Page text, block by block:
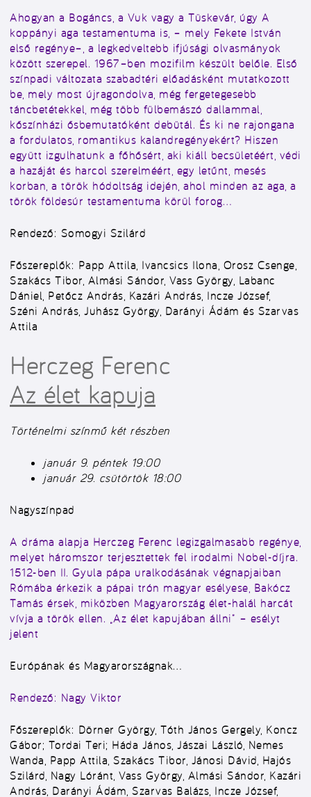
Ahogyan a Bogáncs, a Vuk vagy a Tüskevár, úgy A
koppányi aga testamentuma is, – mely Fekete István
első regénye–, a legkedveltebb ifjúsági olvasmányok
között szerepel. 1967–ben mozifilm készült belőle. Első
színpadi változata szabadtéri előadásként mutatkozott
be, mely most újragondolva, még fergetegesebb
táncbetétekkel, még több fülbemászó dallammal,
kőszínházi ősbemutatóként debütál. És ki ne rajongana
a fordulatos, romantikus kalandregényekért? Hiszen
együtt izgulhatunk a főhősért, aki kiáll becsületéért, védi
a hazáját és harcol szerelméért, egy letűnt, mesés
korban, a török hódoltság idején, ahol minden az aga, a
török földesúr testamentuma körül forog…
Rendező: Somogyi Szilárd
Főszereplők: Papp Attila, Ivancsics Ilona, Orosz Csenge,
Szakács Tibor, Almási Sándor, Vass György, Labanc
Dániel, Petőcz András, Kazári András, Incze József,
Széni András, Juhász György, Darányi Ádám és Szarvas
Attila
Herczeg Ferenc
Az élet kapuja
Történelmi színmű két részben
január 9. péntek 19:00
január 29. csütörtök 18:00
Nagyszínpad
A dráma alapja Herczeg Ferenc legizgalmasabb regénye,
melyet háromszor terjesztettek fel irodalmi Nobel-díjra.
1512-ben II. Gyula pápa uralkodásának végnapjaiban
Rómába érkezik a pápai trón magyar esélyese, Bakócz
Tamás érsek, miközben Magyarország élet-halál harcát
vívja a török ellen. „Az élet kapujában állni” – esélyt
jelent
Európának és Magyarországnak…
Rendező: Nagy Viktor
Főszereplők: Dörner György, Tóth János Gergely, Koncz
Gábor; Tordai Teri; Háda János, Jászai László, Nemes
Wanda, Papp Attila, Szakács Tibor, Jánosi Dávid, Hajós
Szilárd, Nagy Lóránt, Vass György, Almási Sándor, Kazári
András, Darányi Ádám, Szarvas Balázs, Incze József,